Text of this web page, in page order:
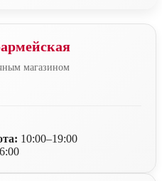
магазином
10:00–19:00